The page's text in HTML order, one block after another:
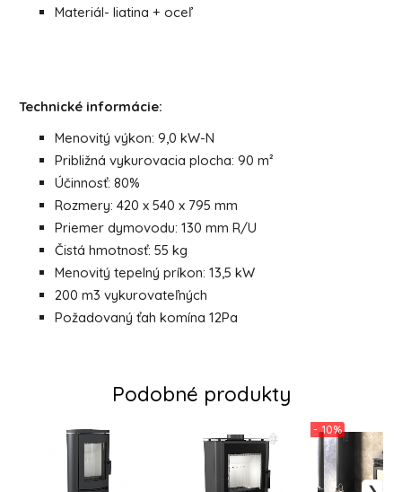
Materiál- liatina + oceľ
Technické informácie:
Menovitý výkon: 9,0 kW-N
Približná vykurovacia plocha: 90 m²
Účinnosť: 80%
Rozmery: 420 x 540 x 795 mm
Priemer dymovodu: 130 mm R/U
Čistá hmotnosť: 55 kg
Menovitý tepelný príkon: 13,5 kW
200 m3 vykurovateľných
Požadovaný ťah komína 12Pa
Podobné produkty
- 10%